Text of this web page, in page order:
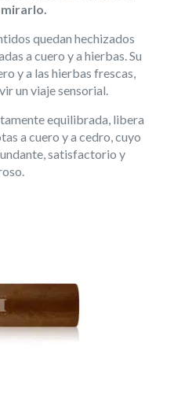
quedan hechizados
a cuero y a hierbas. Su
y a las hierbas frescas,
un viaje sensorial.
equilibrada, libera
a cuero y a cedro, cuyo
satisfactorio y